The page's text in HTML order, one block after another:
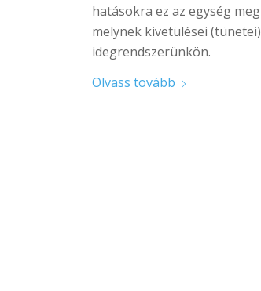
hatásokra ez az egység
melynek kivetülései
idegrendszerünkön.
Olvass tovább